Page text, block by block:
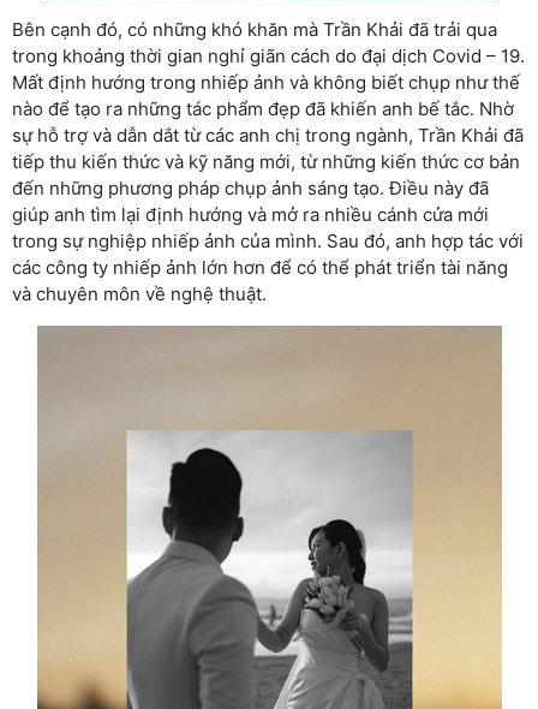
Bên cạnh đó, có những khó khăn mà Trần Khải đã trải qua
trong khoảng thời gian nghỉ giãn cách do đại dịch Covid – 19.
Mất định hướng trong nhiếp ảnh và không biết chụp như thế
nào để tạo ra những tác phẩm đẹp đã khiến anh bế tắc. Nhờ
sự hỗ trợ và dẫn dắt từ các anh chị trong ngành, Trần Khải đã
tiếp thu kiến thức và kỹ năng mới, từ những kiến thức cơ bản
đến những phương pháp chụp ảnh sáng tạo. Điều này đã
giúp anh tìm lại định hướng và mở ra nhiều cánh cửa mới
trong sự nghiệp nhiếp ảnh của mình. Sau đó, anh hợp tác với
các công ty nhiếp ảnh lớn hơn để có thể phát triển tài năng
và chuyên môn về nghệ thuật.